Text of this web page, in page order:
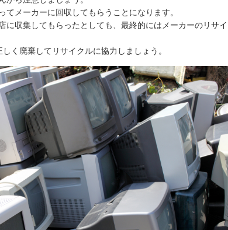
メーカーに回収してもらうことになります。
に収集してもらったとしても、最終的にはメーカーのリサイ
く廃棄してリサイクルに協力しましょう。